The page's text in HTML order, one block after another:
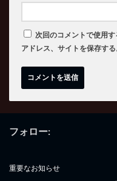
次回のコメントで使用
アドレス、サイトを保存する
フォロー:
重要なお知らせ